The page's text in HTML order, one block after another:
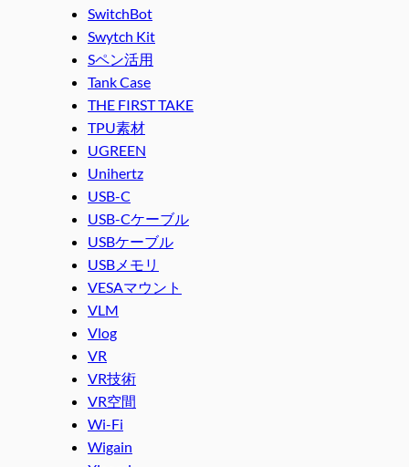
SwitchBot
Swytch Kit
Sペン活用
Tank Case
THE FIRST TAKE
TPU素材
UGREEN
Unihertz
USB-C
USB-Cケーブル
USBケーブル
USBメモリ
VESAマウント
VLM
Vlog
VR
VR技術
VR空間
Wi-Fi
Wigain